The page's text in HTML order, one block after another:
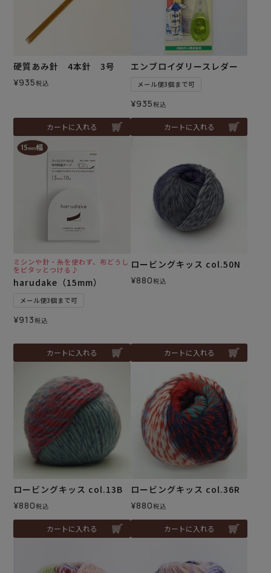
硬質あみ針 4本針 3号
¥935税込
カートに入れる
エンブロイダリースレダー
メール便3個まで可
¥935税込
カートに入れる
ミシンや針・糸を使わず、布どうし
をピタッとつける♪
harudake（15mm）
メール便3個まで可
¥913税込
カートに入れる
ロービングキッス col.50N
¥880税込
カートに入れる
ロービングキッス col.13B
¥880税込
カートに入れる
ロービングキッス col.36R
¥880税込
カートに入れる